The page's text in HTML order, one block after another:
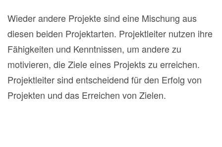
Wieder andere Projekte sind eine Mischung aus
diesen beiden Projektarten. Projektleiter nutzen ihre
Fähigkeiten und Kenntnissen, um andere zu
motivieren, die Ziele eines Projekts zu erreichen.
Projektleiter sind entscheidend für den Erfolg von
Projekten und das Erreichen von Zielen.